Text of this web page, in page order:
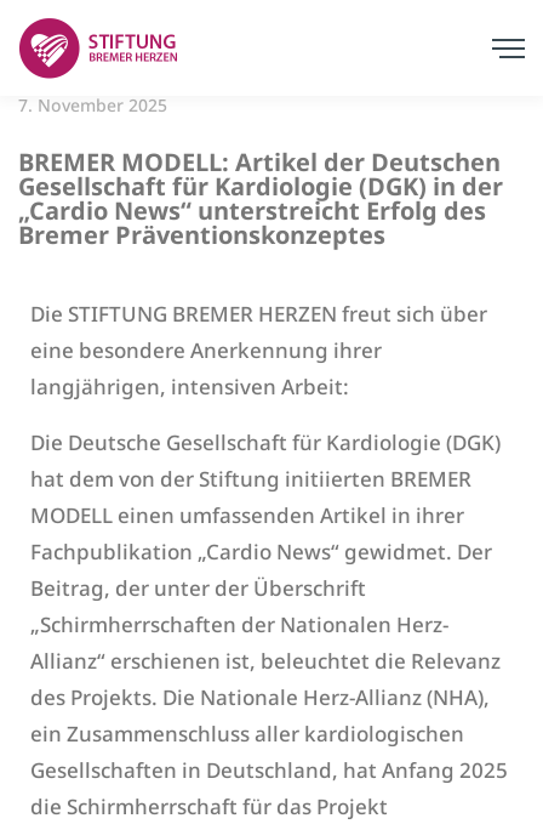
7. November 2025
BREMER MODELL: Artikel der Deutschen
Gesellschaft für Kardiologie (DGK) in der
„Cardio News“ unterstreicht Erfolg des
Bremer Präventionskonzeptes
Die STIFTUNG BREMER HERZEN freut sich über
eine besondere Anerkennung ihrer
langjährigen, intensiven Arbeit:
Die Deutsche Gesellschaft für Kardiologie (DGK)
hat dem von der Stiftung initiierten BREMER
MODELL einen umfassenden Artikel in ihrer
Fachpublikation „Cardio News“ gewidmet. Der
Beitrag, der unter der Überschrift
„Schirmherrschaften der Nationalen Herz-
Allianz“ erschienen ist, beleuchtet die Relevanz
des Projekts. Die Nationale Herz-Allianz (NHA),
ein Zusammenschluss aller kardiologischen
Gesellschaften in Deutschland, hat Anfang 2025
die Schirmherrschaft für das Projekt